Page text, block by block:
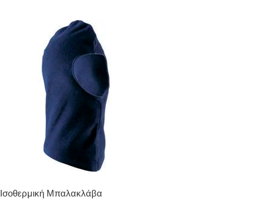
Ισοθερμική Μπαλακλάβα